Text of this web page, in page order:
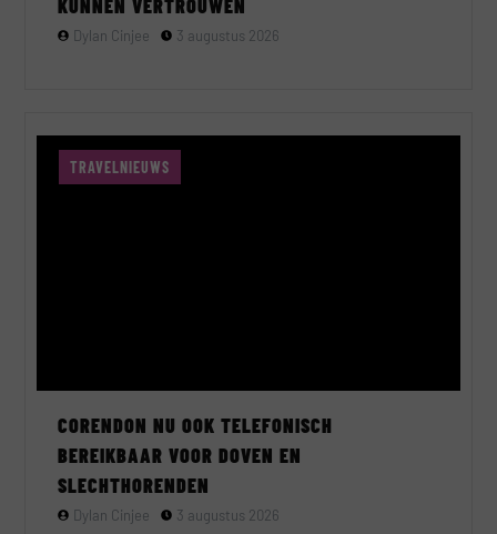
KUNNEN VERTROUWEN
Dylan Cinjee 3 augustus 2026
TRAVELNIEUWS
CORENDON NU OOK TELEFONISCH
BEREIKBAAR VOOR DOVEN EN
SLECHTHORENDEN
Dylan Cinjee 3 augustus 2026